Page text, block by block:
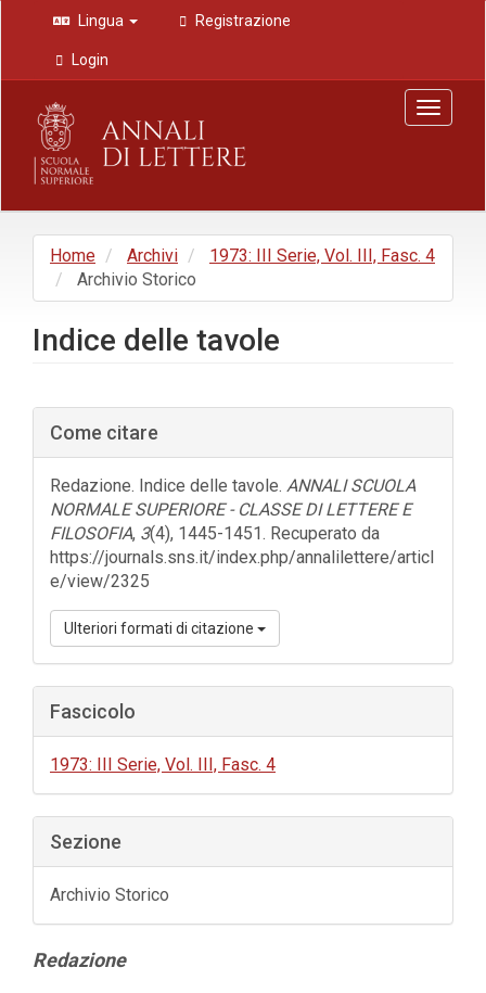
Navigazione
principale
Contenuto
principale
Barra
laterale
Lingua Registrazione
Login
Toggle
Home Archivi
1973: III Serie, Vol. III, Fasc. 4
Archivio Storico
Indice delle tavole
Barra
laterale
dell'articolo
Come citare
Redazione. Indice delle tavole. ANNALI SCUOLA
NORMALE SUPERIORE - CLASSE DI LETTERE E
FILOSOFIA, 3(4), 1445-1451. Recuperato da
https://journals.sns.it/index.php/annalilettere/articl
e/view/2325
Ulteriori formati di citazione
Fascicolo
1973: III Serie, Vol. III, Fasc. 4
Sezione
Archivio Storico
Contenuto
Redazione